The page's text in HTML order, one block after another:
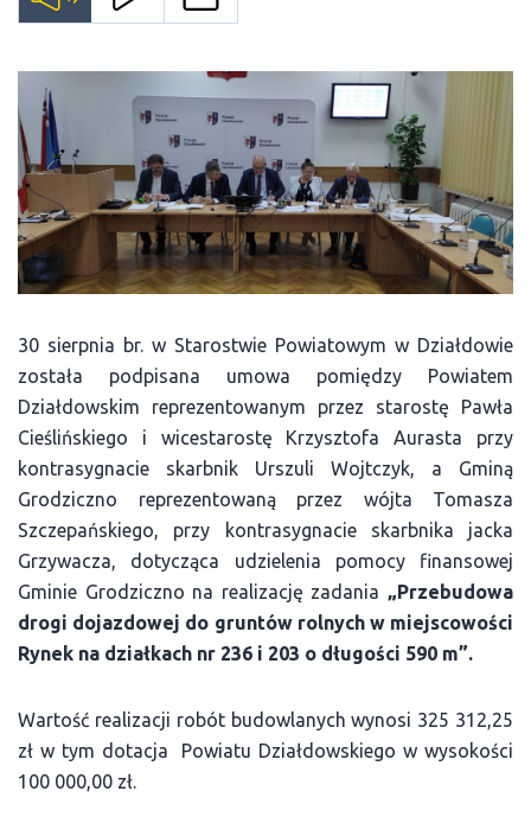
30 sierpnia br. w Starostwie Powiatowym w Działdowie
została podpisana umowa pomiędzy Powiatem
Działdowskim reprezentowanym przez starostę Pawła
Cieślińskiego i wicestarostę Krzysztofa Aurasta przy
kontrasygnacie skarbnik Urszuli Wojtczyk, a Gminą
Grodziczno reprezentowaną przez wójta Tomasza
Szczepańskiego, przy kontrasygnacie skarbnika jacka
Grzywacza, dotycząca udzielenia pomocy finansowej
Gminie Grodziczno na realizację zadania „Przebudowa
drogi dojazdowej do gruntów rolnych w miejscowości
Rynek na działkach nr 236 i 203 o długości 590 m”.
Wartość realizacji robót budowlanych wynosi 325 312,25
zł w tym dotacja Powiatu Działdowskiego w wysokości
100 000,00 zł.